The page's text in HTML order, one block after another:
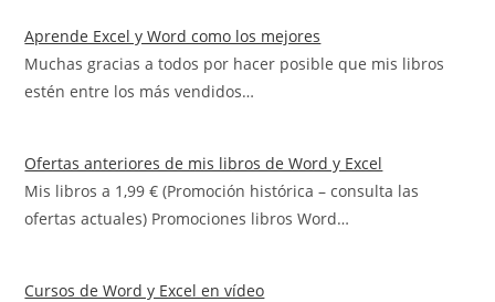
Aprende Excel y Word como los mejores
Muchas gracias a todos por hacer posible que mis libros
estén entre los más vendidos…
Ofertas anteriores de mis libros de Word y Excel
Mis libros a 1,99 € (Promoción histórica – consulta las
ofertas actuales) Promociones libros Word…
Cursos de Word y Excel en vídeo